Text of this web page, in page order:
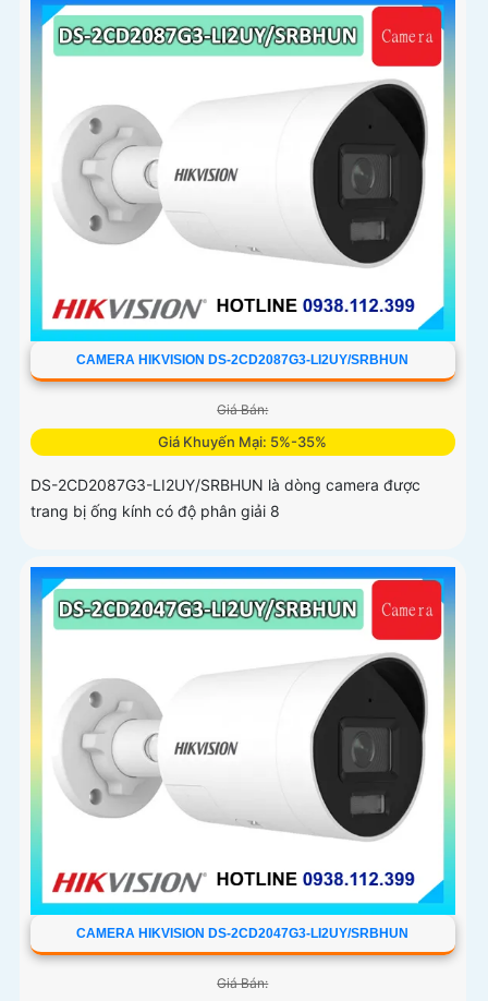
phương tiện, tích hợp micro kép
CAMERA HIKVISION DS-2CD2087G3-LI2UY/SRBHUN
Giá Bán:
Giá Khuyến Mại: 5%-35%
DS-2CD2087G3-LI2UY/SRBHUN là dòng camera được
trang bị ống kính có độ phân giải 8
CAMERA HIKVISION DS-2CD2047G3-LI2UY/SRBHUN
Giá Bán: